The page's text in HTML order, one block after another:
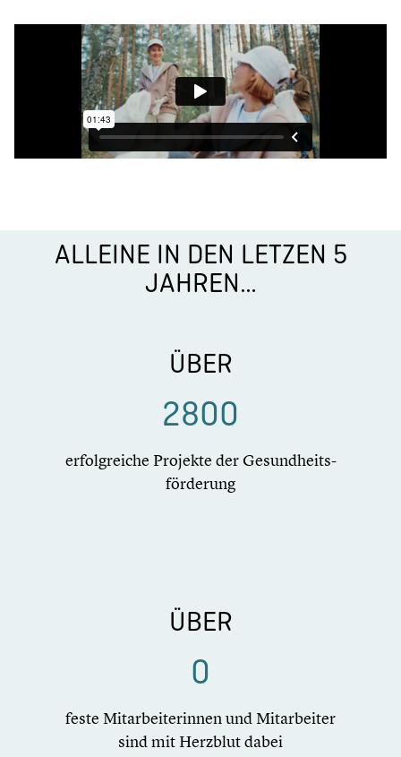
ALLEINE IN DEN LETZEN 5
JAHREN…
ÜBER
2800
erfolg­rei­che Projekte der Gesundheits­
förderung
ÜBER
0
feste Mitar­bei­te­rin­nen und Mitar­bei­ter
sind mit Herzblut dabei